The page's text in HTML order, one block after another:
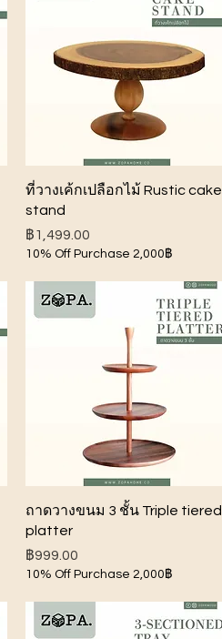
ดูข้อมูลด่วน
ที่วางเค้กเปลือกไม้ Rustic cake
stand
ราคา
฿1,499.00
10% Off Purchase 2,000฿
ดูข้อมูลด่วน
ถาดวางขนม 3 ชั้น Triple tiered
platter
ราคา
฿999.00
10% Off Purchase 2,000฿